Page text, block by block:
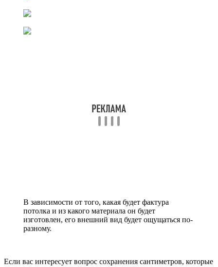
В зависимости от того, какая будет фактура
потолка и из какого материала он будет
изготовлен, его внешний вид будет ощущаться по-
разному.
Если вас интересует вопрос сохранения сантиметров, которые